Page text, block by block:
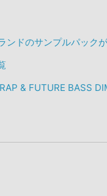
ンドのサンプルパック
& FUTURE BASS